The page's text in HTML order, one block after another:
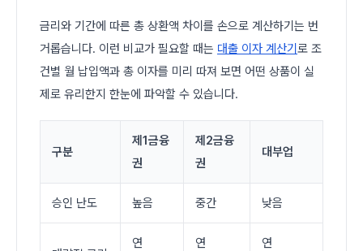
금리와 기간에 따른 총 상환액 차이를 손으로 계산하기는 번
거롭습니다. 이런 비교가 필요할 때는 대출 이자 계산기 로 조
건별 월 납입액과 총 이자를 미리 따져 보면 어떤 상품이 실
제로 유리한지 한눈에 파악할 수 있습니다.
구분
제1금융
권
제2금융
권
대부업
승인 난도 높음 중간 낮음
연
연
연